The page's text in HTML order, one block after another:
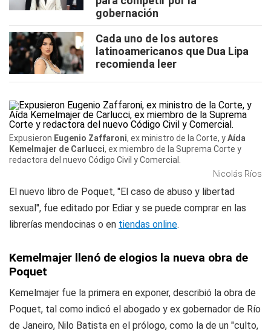
gobernación
Cada uno de los autores
latinoamericanos que Dua Lipa
recomienda leer
Expusieron Eugenio Zaffaroni, ex ministro de la Corte, yAída
Kemelmajer de Carlucci, ex miembro de la Suprema Corte y
redactora del nuevo Código Civil y Comercial.
Nicolás Ríos
El nuevo libro de Poquet, "El caso de abuso y libertad
sexual", fue editado por Ediar y se puede comprar en las
librerías mendocinas o en tiendas online.
Kemelmajer llenó de elogios la nueva obra de
Poquet
Kemelmajer fue la primera en exponer, describió la obra de
Poquet, tal como indicó el abogado y ex gobernador de Río
de Janeiro, Nilo Batista en el prólogo, como la de un "culto,